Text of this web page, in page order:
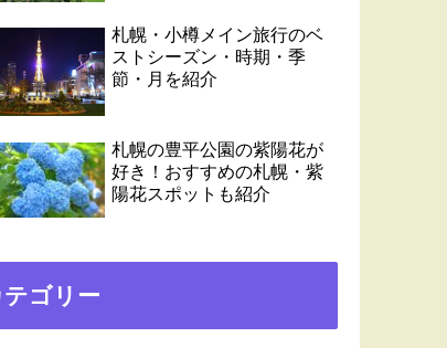
札幌・小樽メイン旅行のベ
ストシーズン・時期・季
節・月を紹介
札幌の豊平公園の紫陽花が
好き！おすすめの札幌・紫
陽花スポットも紹介
テゴリー